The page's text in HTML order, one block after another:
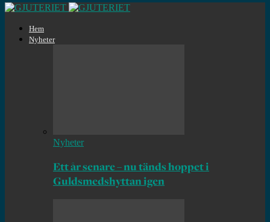
Hem
Nyheter
Nyheter
Ett år senare – nu tänds hoppet i
Guldsmedshyttan igen